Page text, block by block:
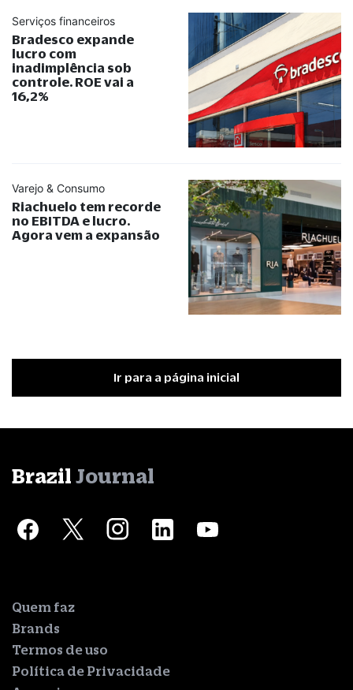
Serviços financeiros
Bradesco expande
lucro com
inadimplência sob
controle. ROE vai a
16,2%
Varejo & Consumo
Riachuelo tem recorde
no EBITDA e lucro.
Agora vem a expansão
Ir para a página inicial
Brazil Journal
Quem faz
Brands
Termos de uso
Política de Privacidade